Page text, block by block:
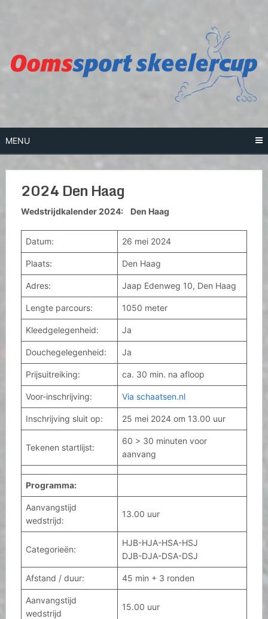
MENU
2024 Den Haag
Wedstrijdkalender 2024: Den Haag
Datum: 26 mei 2024
Plaats: Den Haag
Adres: Jaap Edenweg 10, Den Haag
Lengte parcours: 1050 meter
Kleedgelegenheid: Ja
Douchegelegenheid: Ja
Prijsuitreiking: ca. 30 min. na afloop
Voor-inschrijving: Via schaatsen.nl
Inschrijving sluit op: 25 mei 2024 om 13.00 uur
Tekenen startlijst:
60 > 30 minuten voor
aanvang
Programma:
Aanvangstijd
wedstrijd:
13.00 uur
Categorieën:
HJB-HJA-HSA-HSJ
DJB-DJA-DSA-DSJ
Afstand / duur: 45 min + 3 ronden
Aanvangstijd
wedstrijd
15.00 uur